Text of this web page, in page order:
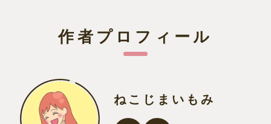
作者プロフィール
ねこじまいもみ